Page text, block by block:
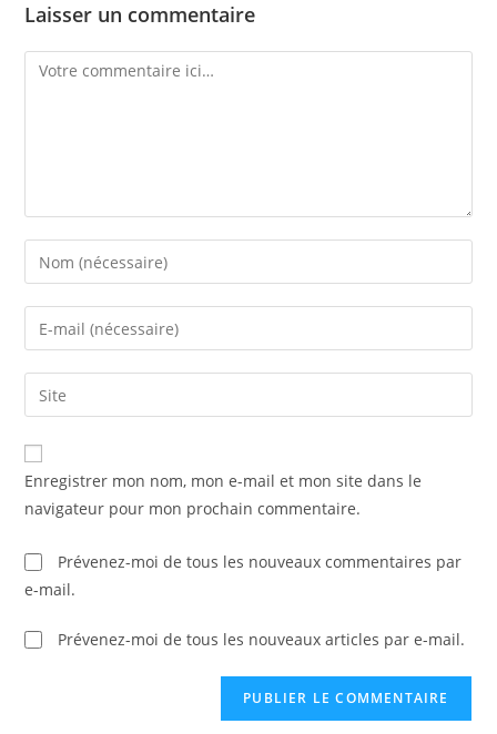
Laisser un commentaire
Comment
Enter
your
name
comment
Enter
your
email
address
comment
Saisir
l’URL
de
votre
(facultatif)
Enregistrer mon nom, mon e-mail et mon site dans le
navigateur pour mon prochain commentaire.
Prévenez-moi de tous les nouveaux commentaires par
e-mail.
Prévenez-moi de tous les nouveaux articles par e-mail.